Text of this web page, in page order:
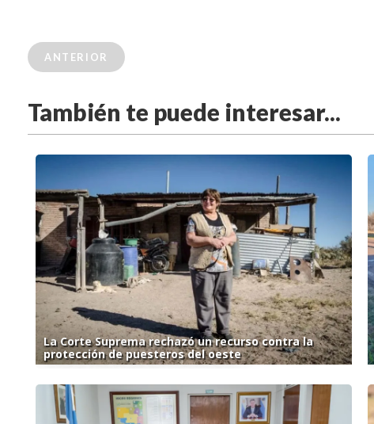
ANTERIOR
También te puede interesar...
La Corte Suprema rechazó un recurso contra la
protección de puesteros del oeste